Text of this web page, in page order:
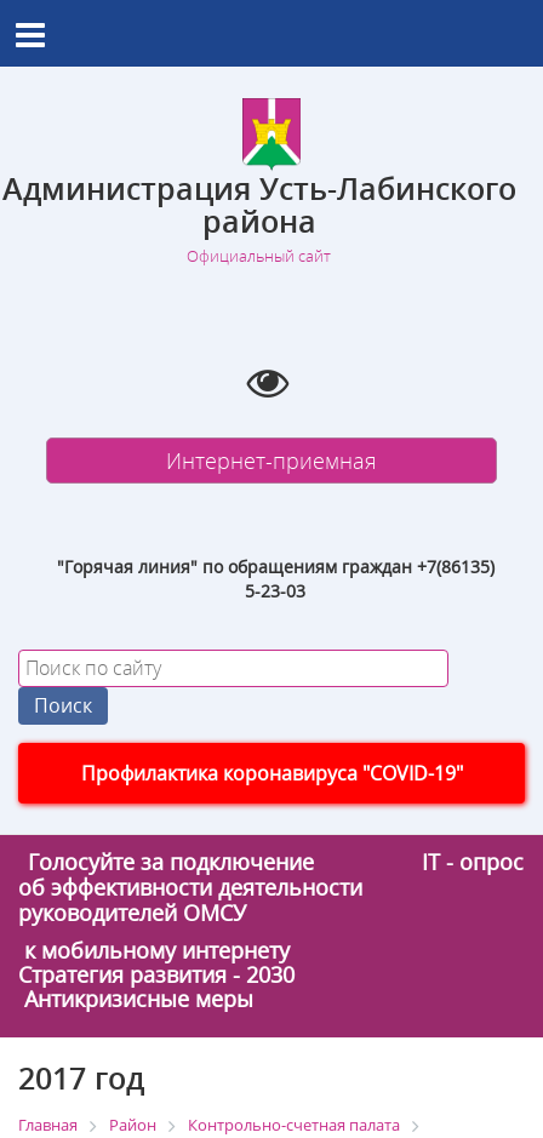
Администрация Усть-Лабинского
района
Официальный сайт
Интернет-приемная
"Горячая линия" по обращениям граждан +7(86135)
5-23-03
Профилактика коронавируса "COVID-19"
Голосуйте за подключение
IT - опрос
об эффективности деятельности
руководителей ОМСУ
к мобильному интернету
Стратегия развития - 2030
Антикризисные меры
2017 год
Главная Район
Контрольно-счетная палата